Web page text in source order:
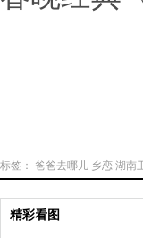
标签： 爸爸去哪儿 乡恋 湖南
精彩看图